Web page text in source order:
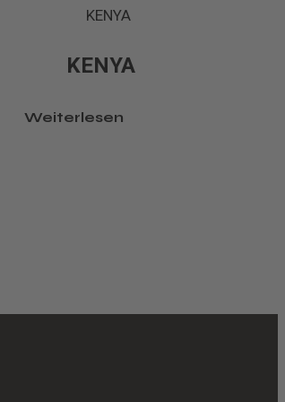
KENYA
Weiterlesen